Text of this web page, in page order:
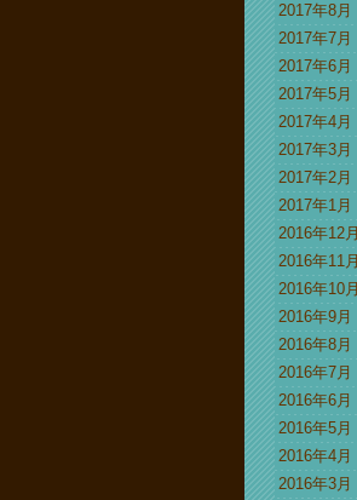
2017年8月
2017年7月
2017年6月
2017年5月
2017年4月
2017年3月
2017年2月
2017年1月
2016年12月
2016年11月
2016年10月
2016年9月
2016年8月
2016年7月
2016年6月
2016年5月
2016年4月
2016年3月